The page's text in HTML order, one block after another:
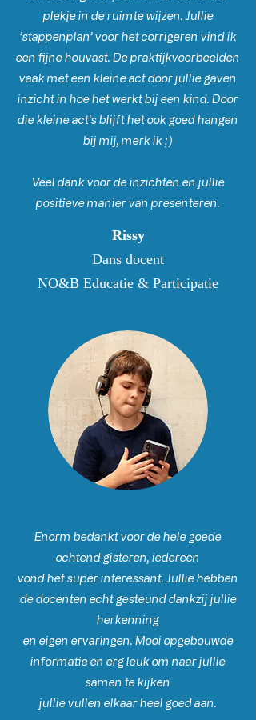
plekje in de ruimte wijzen. Jullie
’stappenplan’ voor het corrigeren vind ik
een fijne houvast. De praktijkvoorbeelden
vaak met een kleine act door jullie gaven
inzicht in hoe het werkt bij een kind. Door
die kleine act’s blijft het ook goed hangen
bij mij, merk ik ;)
Veel dank voor de inzichten en jullie
positieve manier van presenteren.
Rissy
Dans docent
NO&B Educatie & Participatie
Enorm bedankt voor de hele goede
ochtend gisteren, iedereen
vond het super interessant. Jullie hebben
de docenten echt gesteund dankzij jullie
herkenning
en eigen ervaringen. Mooi opgebouwde
informatie en erg leuk om naar jullie
samen te kijken
jullie vullen elkaar heel goed aan.